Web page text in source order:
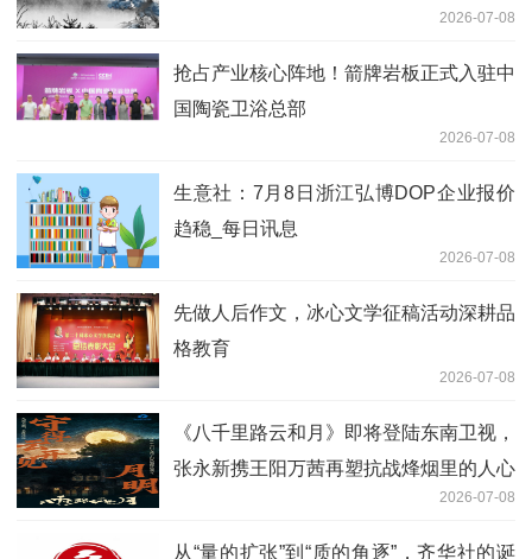
2026-07-08
抢占产业核心阵地！箭牌岩板正式入驻中
国陶瓷卫浴总部
2026-07-08
生意社：7月8日浙江弘博DOP企业报价
趋稳_每日讯息
2026-07-08
先做人后作文，冰心文学征稿活动深耕品
格教育
2026-07-08
《八千里路云和月》即将登陆东南卫视，
张永新携王阳万茜再塑抗战烽烟里的人心
2026-07-08
从“量的扩张”到“质的角逐”，齐华社的诞